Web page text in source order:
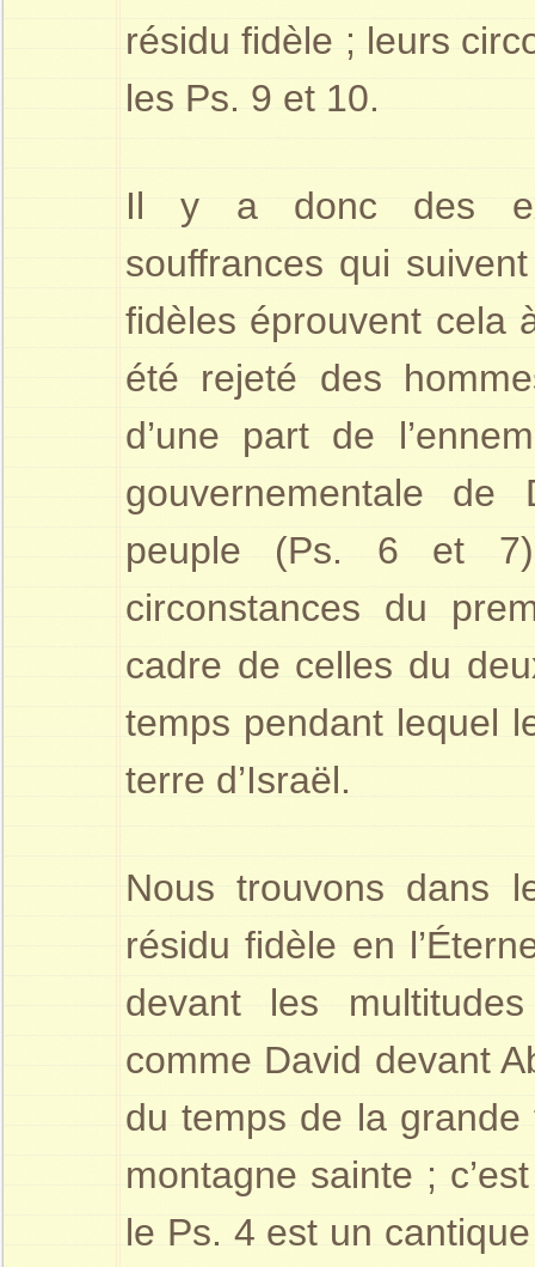
résidu fidèle ; leurs
les Ps. 9 et 10.
Il y a donc des
souffrances qui
fidèles éprouvent cela
été rejeté des
d’une part de
gouverne­mentale
peuple (Ps. 6 et
circonstances du
cadre de celles du
temps pendant lequel
terre d’Israël.
Nous trouvons dans
résidu fidèle en
devant les
comme David devant
du temps de la
montagne sainte ;
le Ps. 4 est un